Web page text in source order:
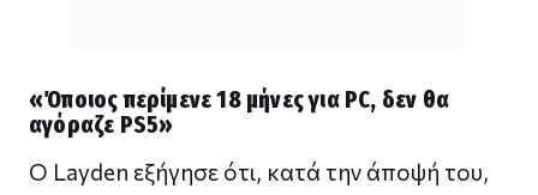
«Όποιος περίμενε 18 μήνες για PC, δεν θα
αγόραζε PS5»
Ο Layden εξήγησε ότι, κατά την άποψή του,